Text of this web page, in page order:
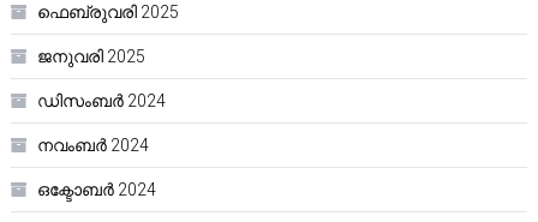
ഫെബ്രുവരി 2025
ജനുവരി 2025
ഡിസംബർ 2024
നവംബർ 2024
ഒക്ടോബർ 2024